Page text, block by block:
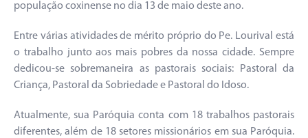
população coxinense no dia 13 de maio deste ano.
Entre várias atividades de mérito próprio do Pe. Lourival está
o trabalho junto aos mais pobres da nossa cidade. Sempre
dedicou-se sobremaneira as pastorais sociais: Pastoral da
Criança, Pastoral da Sobriedade e Pastoral do Idoso.
Atualmente, sua Paróquia conta com 18 trabalhos pastorais
diferentes, além de 18 setores missionários em sua Paróquia.